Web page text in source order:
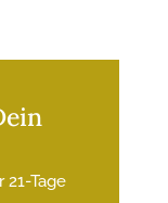
21-Tage